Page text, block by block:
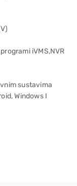
iVMS,NVR
sustavima
Windows I